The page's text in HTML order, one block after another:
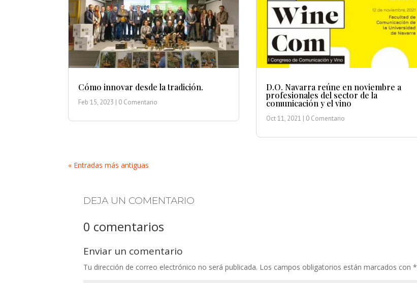
Cómo innovar desde la tradición.
Feb 15, 2023 | 0 Comentario
D.O. Navarra reúne en noviembre a
profesionales del sector de la
comunicación y el vino
Oct 11, 2021 | 0 Comentario
« Entradas más antiguas
DEJA UN COMENTARIO
0 comentarios
Enviar un comentario
Tu dirección de correo electrónico no será publicada. Los campos obligatorios están marcados con*